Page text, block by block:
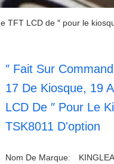
LCD de ″ pour le
″ Fait Sur
17 De Kiosque, 19
LCD De ″ Pour Le
TSK8011 D'option
Nom De Marque: